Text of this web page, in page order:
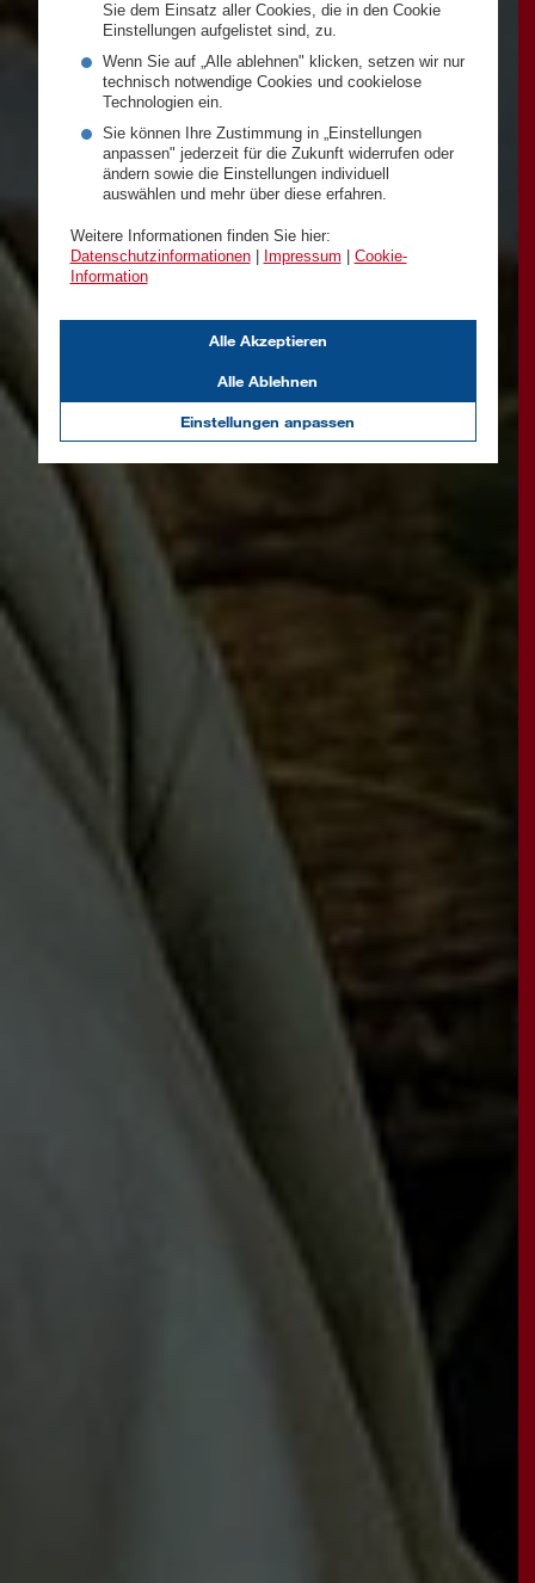
Sie dem Einsatz aller Cookies, die in den Cookie
Einstellungen aufgelistet sind, zu.
Wenn Sie auf „Alle ablehnen" klicken, setzen wir nur
technisch notwendige Cookies und cookielose
Technologien ein.
Sie können Ihre Zustimmung in „Einstellungen
anpassen" jederzeit für die Zukunft widerrufen oder
ändern sowie die Einstellungen individuell
auswählen und mehr über diese erfahren.
Weitere Informationen finden Sie hier:
Datenschutzinformationen| Impressum
Cookie-
Information
Einstellungen anpassen
Alle Ablehnen
Alle Akzeptieren